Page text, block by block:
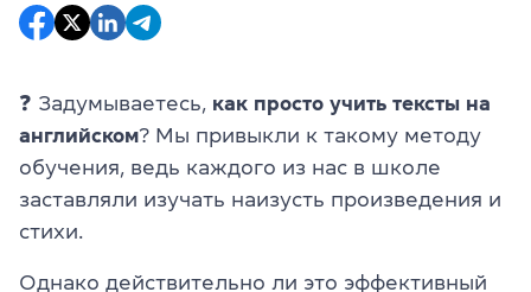
❓ Задумываетесь, как просто учить тексты на
английском? Мы привыкли к такому методу
обучения, ведь каждого из нас в школе
заставляли изучать наизусть произведения и
стихи.
Однако действительно ли это эффективный